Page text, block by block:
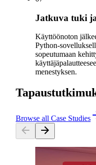
Jatkuva tuki
Käyttöönoton
Python-
sopeutumaan
menestyksen.
Browse all Case Studies